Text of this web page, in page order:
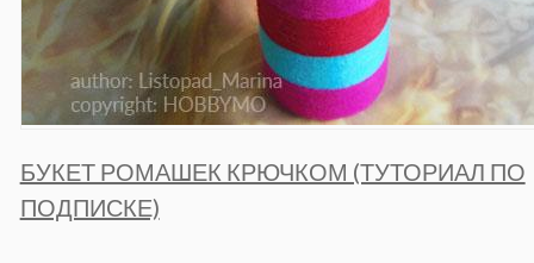
БУКЕТ РОМАШЕК КРЮЧКОМ (ТУТОРИАЛ ПО
ПОДПИСКЕ)